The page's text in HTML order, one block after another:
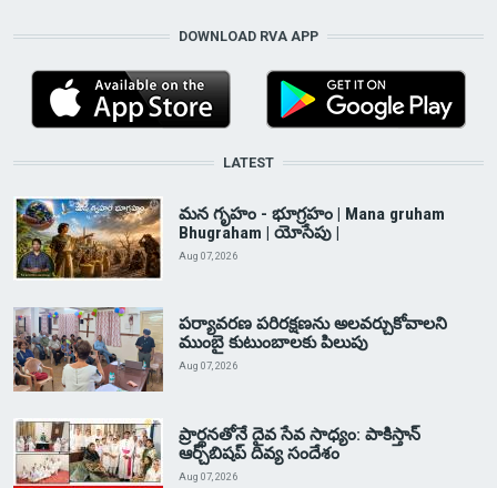
DOWNLOAD RVA APP
LATEST
మన గృహం - భూగ్రహం | Mana gruham
Bhugraham | యోసేపు |
Aug 07, 2026
పర్యావరణ పరిరక్షణను అలవర్చుకోవాలని
ముంబై కుటుంబాలకు పిలుపు
Aug 07, 2026
ప్రార్థనతోనే దైవ సేవ సాధ్యం: పాకిస్తాన్‌
ఆర్చ్‌బిషప్ దివ్య సందేశం
Aug 07, 2026